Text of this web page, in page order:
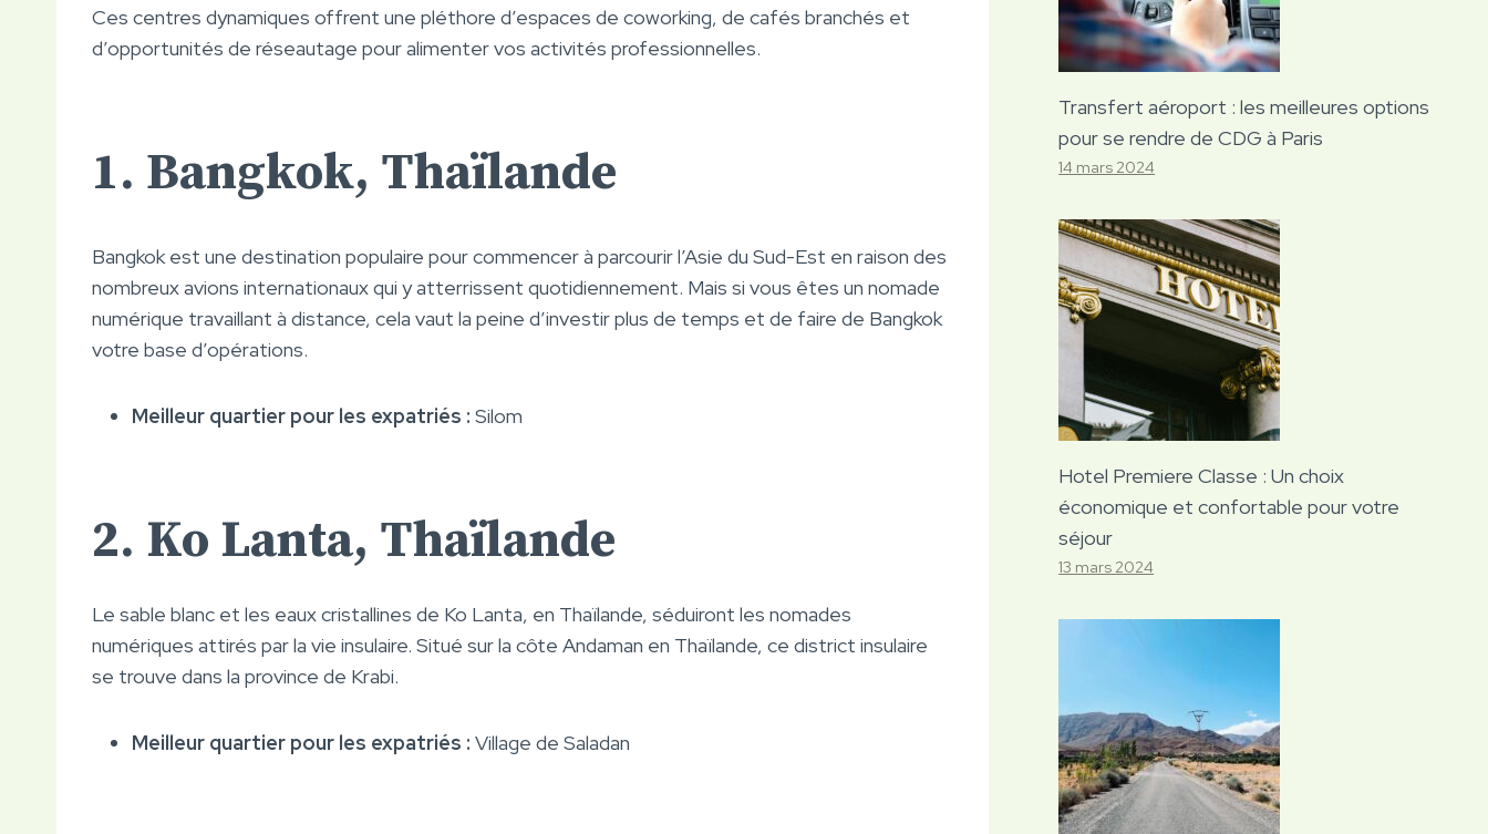
Ces centres dynamiques offrent une pléthore d’espaces de coworking, de cafés branchés et
d’opportunités de réseautage pour alimenter vos activités professionnelles.
1. Bangkok, Thaïlande
Bangkok est une destination populaire pour commencer à parcourir l’Asie du Sud-Est en raison des
nombreux avions internationaux qui y atterrissent quotidiennement. Mais si vous êtes un nomade
numérique travaillant à distance, cela vaut la peine d’investir plus de temps et de faire de Bangkok
votre base d’opérations.
Meilleur quartier pour les expatriés : Silom
2. Ko Lanta, Thaïlande
Le sable blanc et les eaux cristallines de Ko Lanta, en Thaïlande, séduiront les nomades
numériques attirés par la vie insulaire. Situé sur la côte Andaman en Thaïlande, ce district insulaire
se trouve dans la province de Krabi.
Meilleur quartier pour les expatriés : Village de Saladan
Transfert aéroport : les meilleures options
pour se rendre de CDG à Paris
14 mars 2024
Hotel Premiere Classe : Un choix
économique et confortable pour votre
séjour
13 mars 2024